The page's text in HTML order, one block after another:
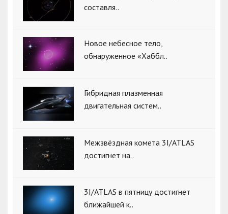
составля..
Новое небесное тело,
обнаруженное «Хаббл..
Гибридная плазменная
двигательная систем..
Межзвёздная комета 3I/ATLAS
достигнет на..
3I/ATLAS в пятницу достигнет
ближайшей к..